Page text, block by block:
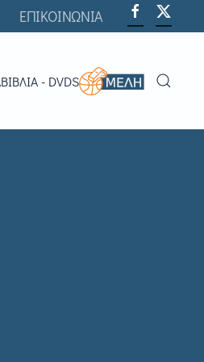
ΕΠΙΚΟΙΝΩΝΙΑ
ΒΙΒΛΊΑ - DVDS